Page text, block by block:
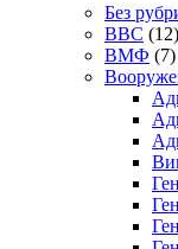
Без
ВВС (12)
ВМФ (7)